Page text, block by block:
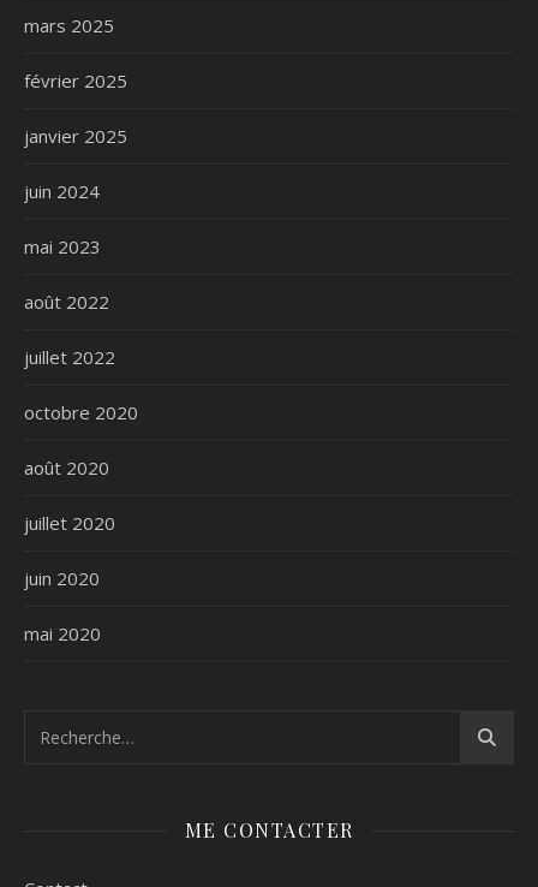
mars 2025
février 2025
janvier 2025
juin 2024
mai 2023
août 2022
juillet 2022
octobre 2020
août 2020
juillet 2020
juin 2020
mai 2020
ME CONTACTER